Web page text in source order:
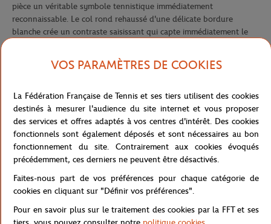
pièce un véritable symbole tennistique immédiatement
reconnaissable. Le col rond rehaussé d'une délicate bordure
blanche crée un contraste saisissant qui capte immédiatement le
harmonieusement le thème visuel initié par le col. La maille douce
et confortable enveloppe le corps avec délicatesse, garantissant
un bien-être optimal quelle que soit l'occasion. Le logo Roland
Garros, finement brodé en blanc en bas à droite, signe cette
création avec distinction et authenticité, attestant de son
appartenance à la prestigieuse collection Heritage.
Ce pull incarne l'essence même du tournoi le plus prestigieux sur
terre battue, pour un look à la fois sportif et sophistiqué. Que
vous soyez une passionnée de tennis ou simplement à la recherche
VOS PARAMÈTRES DE COOKIES
La Fédération Française de Tennis et ses tiers utilisent des cookies
destinés à mesurer l'audience du site internet et vous proposer
des services et offres adaptés à vos centres d'intérêt. Des cookies
fonctionnels sont également déposés et sont nécessaires au bon
fonctionnement du site. Contrairement aux cookies évoqués
précédemment, ces derniers ne peuvent être désactivés.
Faites-nous part de vos préférences pour chaque catégorie de
cookies en cliquant sur "Définir vos préférences".
Pour en savoir plus sur le traitement des cookies par la FFT et ses